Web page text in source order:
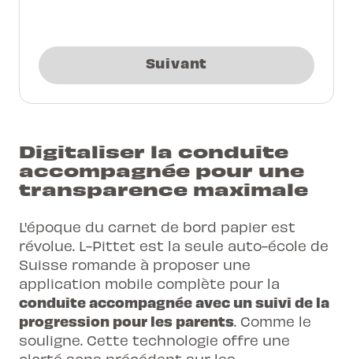
Suivant
Digitaliser la conduite
accompagnée pour une
transparence maximale
L'époque du carnet de bord papier est
révolue. L-Pittet est la seule auto-école de
Suisse romande à proposer une
application mobile complète pour la
conduite accompagnée avec un suivi de la
progression pour les parents. Comme le
souligne. Cette technologie offre une